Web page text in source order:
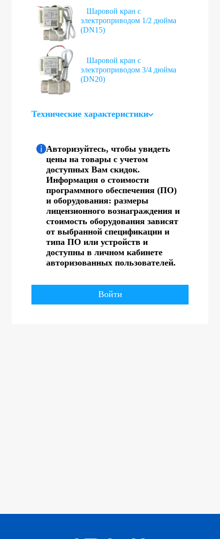
Шаровой кран с
электроприводом 1/2 дюйма
(DN15)
Шаровой кран с
электроприводом 3/4 дюйма
(DN20)
Технические характеристики
Авторизуйтесь, чтобы увидеть
цены на товары с учетом
доступных Вам скидок.
Информация о стоимости
программного обеспечения (ПО)
и оборудования: размеры
лицензионного вознаграждения и
стоимость оборудования зависят
от выбранной спецификации и
типа ПО или устройств и
доступны в личном кабинете
авторизованных пользователей.
Войти